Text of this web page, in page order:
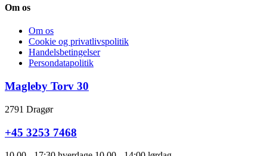
Om os
Om os
Cookie og privatlivspolitik
Handelsbetingelser
Persondatapolitik
Magleby Torv 30
2791 Dragør
+45 3253 7468